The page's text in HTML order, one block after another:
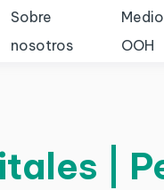
Sobre
nosotros
OOH
|